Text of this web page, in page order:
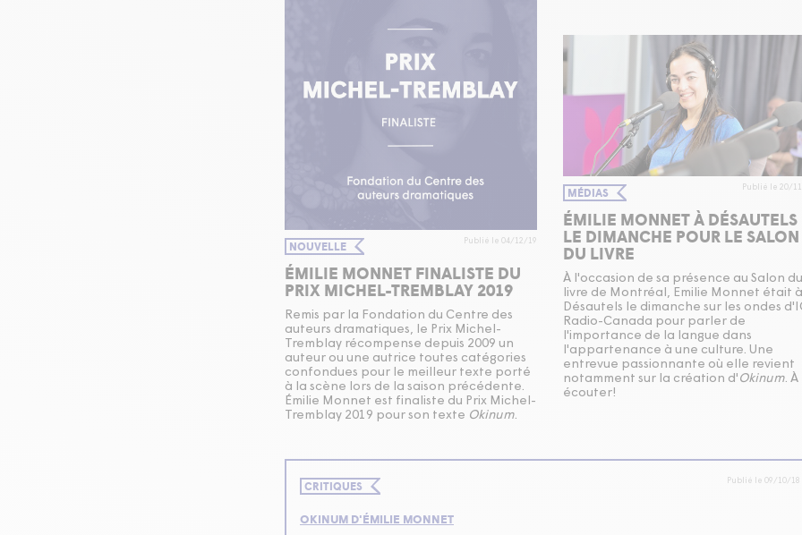
NOUVELLE Publié le 04/12/19
ÉMILIE MONNET FINALISTE DU
PRIX MICHEL-TREMBLAY 2019
Remis par la Fondation du Centre des
auteurs dramatiques, le Prix Michel-
Tremblay récompense depuis 2009 un
auteur ou une autrice toutes catégories
confondues pour le meilleur texte porté
à la scène lors de la saison précédente.
Émilie Monnet est finaliste du Prix Michel-
Tremblay 2019 pour son texte Okinum.
MÉDIAS Publié le 20/
ÉMILIE MONNET À DÉSAUTELS
LE DIMANCHE POUR LE SALON
DU LIVRE
À l'occasion de sa présence au Salon du
livre de Montréal, Emilie Monnet était à
Désautels le dimanche sur les ondes
Radio-Canada pour parler de
l'importance de la langue dans
l'appartenance à une culture. Une
entrevue passionnante où elle revient
notamment sur la création d' Okinum. À
écouter!
CRITIQUES Publié le 09/10/18
OKINUM D'ÉMILIE MONNET